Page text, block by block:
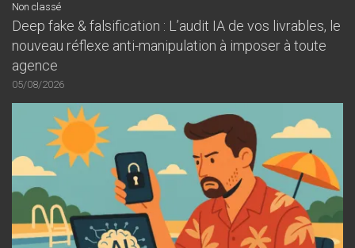
Non classé
Deep fake & falsification : L’audit IA de vos livrables, le
nouveau réflexe anti-manipulation à imposer à toute
agence
05/08/2026